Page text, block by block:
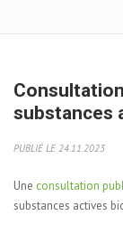
substances
PUBLIÉ LE 24.11.2023
Une consultation
substances actives